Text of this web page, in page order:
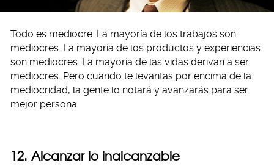
Todo es mediocre. La mayoría de los trabajos son
mediocres. La mayoría de los productos y experiencias
son mediocres. La mayoría de las vidas derivan a ser
mediocres. Pero cuando te levantas por encima de la
mediocridad, la gente lo notará y avanzarás para ser
mejor persona.
12. Alcanzar lo inalcanzable